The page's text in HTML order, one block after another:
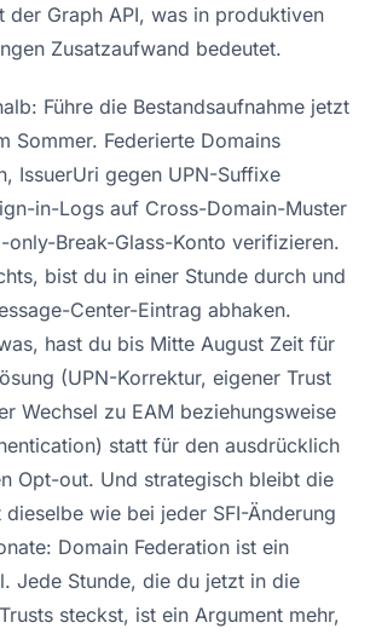
der Graph API, was in produktiven
Zusatzaufwand bedeutet.
Führe die Bestandsaufnahme jetzt
Sommer. Federierte Domains
IssuerUri gegen UPN-Suffixe
in-Logs auf Cross-Domain-Muster
only-Break-Glass-Konto verifizieren.
bist du in einer Stunde durch und
Center-Eintrag abhaken.
hast du bis Mitte August Zeit für
(UPN-Korrektur, eigener Trust
Wechsel zu EAM beziehungsweise
statt für den ausdrücklich
Opt-out. Und strategisch bleibt die
dieselbe wie bei jeder SFI-Änderung
Domain Federation ist ein
Jede Stunde, die du jetzt in die
steckst, ist ein Argument mehr,